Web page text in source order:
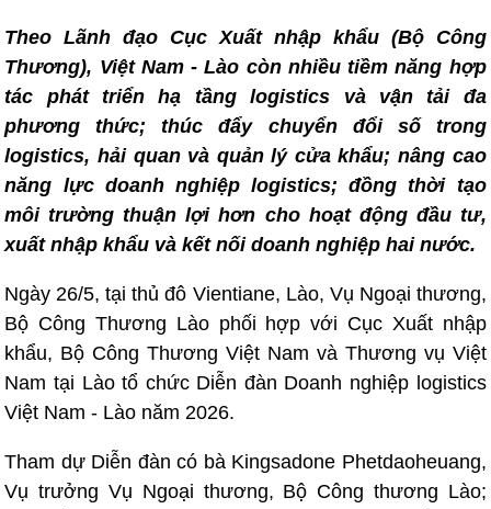
Theo Lãnh đạo Cục Xuất nhập khẩu (Bộ Công
Thương), Việt Nam - Lào còn nhiều tiềm năng hợp
tác phát triển hạ tầng logistics và vận tải đa
phương thức; thúc đẩy chuyển đổi số trong
logistics, hải quan và quản lý cửa khẩu; nâng cao
năng lực doanh nghiệp logistics; đồng thời tạo
môi trường thuận lợi hơn cho hoạt động đầu tư,
xuất nhập khẩu và kết nối doanh nghiệp hai nước.
Ngày 26/5, tại thủ đô Vientiane, Lào, Vụ Ngoại thương,
Bộ Công Thương Lào phối hợp với Cục Xuất nhập
khẩu, Bộ Công Thương Việt Nam và Thương vụ Việt
Nam tại Lào tổ chức Diễn đàn Doanh nghiệp logistics
Việt Nam - Lào năm 2026.
Tham dự Diễn đàn có bà Kingsadone Phetdaoheuang,
Vụ trưởng Vụ Ngoại thương, Bộ Công thương Lào;